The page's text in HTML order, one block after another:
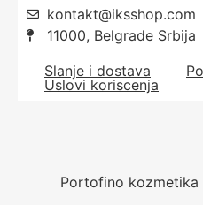
kontakt@iksshop.com
11000, Belgrade Srbija
Slanje i dostava
Uslovi koriscenja
Portofino kozmetika